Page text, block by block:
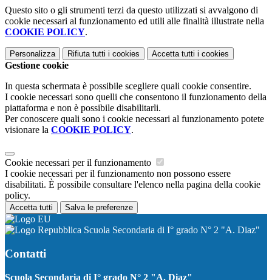
Questo sito o gli strumenti terzi da questo utilizzati si avvalgono di
cookie necessari al funzionamento ed utili alle finalità illustrate nella
COOKIE POLICY.
Personalizza Rifiuta tutti i cookies Accetta tutti i cookies
Gestione cookie
In questa schermata è possibile scegliere quali cookie consentire.
I cookie necessari sono quelli che consentono il funzionamento della
piattaforma e non è possibile disabilitarli.
Per conoscere quali sono i cookie necessari al funzionamento potete
visionare la COOKIE POLICY.
Cookie necessari per il funzionamento
I cookie necessari per il funzionamento non possono essere
disabilitati. È possibile consultare l'elenco nella pagina della cookie
policy.
Accetta tutti Salva le preferenze
Scuola Secondaria di I° grado N° 2 "A. Diaz"
Contatti
Scuola Secondaria di I° grado N° 2 "A. Diaz"